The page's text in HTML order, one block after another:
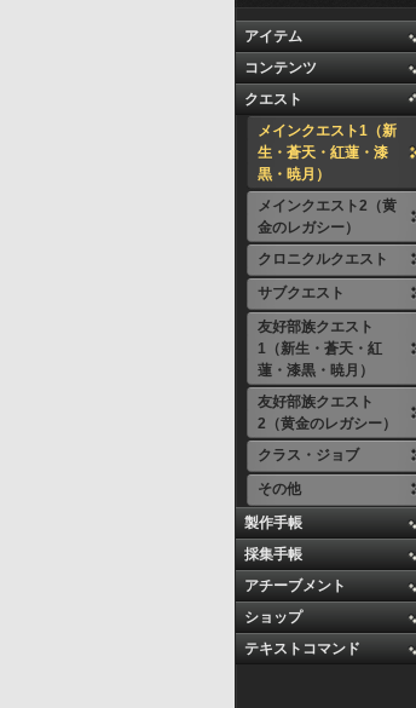
アイテム
コンテンツ
クエスト
メインクエスト1（新
生・蒼天・紅蓮・漆
黒・暁月）
メインクエスト2（黄
金のレガシー）
クロニクルクエスト
サブクエスト
友好部族クエスト
1（新生・蒼天・紅
蓮・漆黒・暁月）
友好部族クエスト
2（黄金のレガシー）
クラス・ジョブ
その他
製作手帳
採集手帳
アチーブメント
ショップ
テキストコマンド